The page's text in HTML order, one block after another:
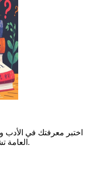
اختبر معرفتك في الأدب
العامة تشمل أيضًا الإملاء، الأدب، الأساطير، والدين.